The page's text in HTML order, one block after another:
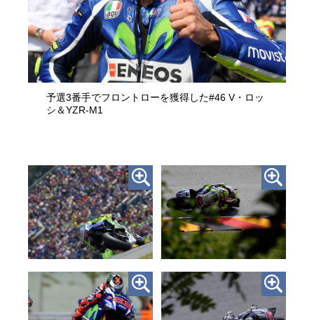
予選3番手でフロントローを獲得した#46 V・ロッ
シ＆YZR-M1